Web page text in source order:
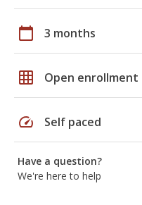
calendar_today 3 months
grid_on Open enrollment
speed Self paced
Have a question?
We're here to help